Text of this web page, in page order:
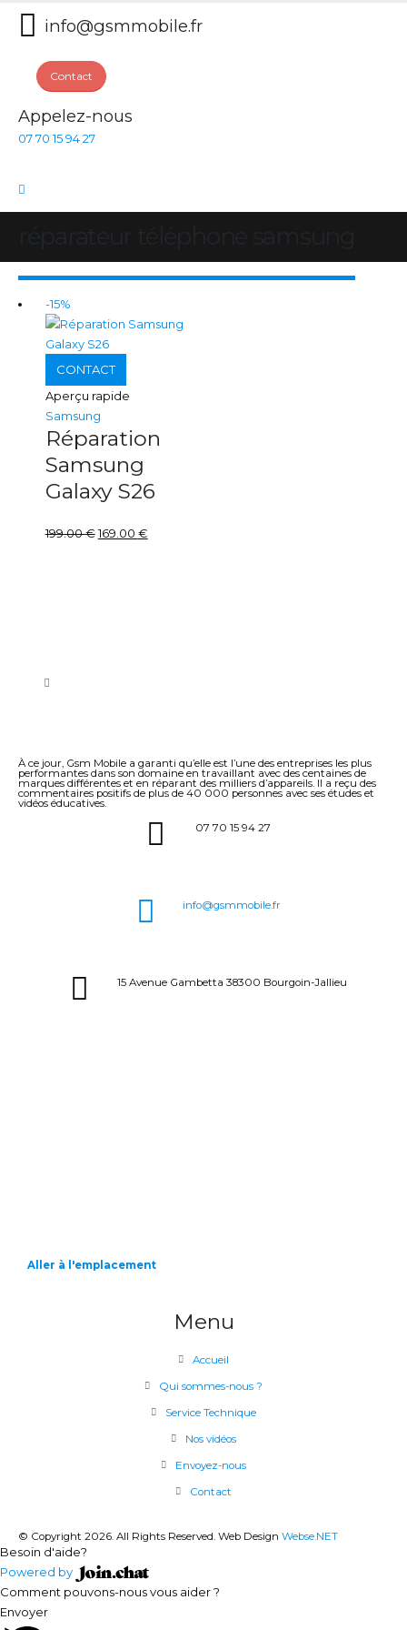
info@gsmmobile.fr
Contact
Appelez-nous
07 70 15 94 27
-15%
CONTACT
Aperçu rapide
Samsung
Réparation
Samsung
Galaxy S26
199.00€169.00 €
À ce jour, Gsm Mobile a garanti qu’elle est l’une des entreprises les plus
performantes dans son domaine en travaillant avec des centaines de
marques différentes et en réparant des milliers d’appareils. Il a reçu des
commentaires positifs de plus de 40 000 personnes avec ses études et
vidéos éducatives.
07 70 15 94 27
info@gsmmobile.fr
15 Avenue Gambetta 38300 Bourgoin-Jallieu
Aller à l'emplacement
Menu
Accueil
Qui sommes-nous ?
Service Technique
Nos vidéos
Envoyez-nous
Contact
© Copyright 2026. All Rights Reserved. Web Design Webse.NET
Besoin d'aide?
Powered by
Comment pouvons-nous vous aider ?
Envoyer